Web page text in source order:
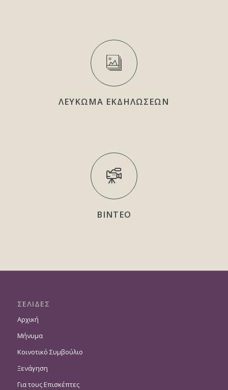
ΛΕΥΚΩΜΑ ΕΚΔΗΛΩΣΕΩΝ
ΒΙΝΤΕΟ
ΣΕΛΙΔΕΣ
Αρχική
Μήνυμα
Κοινοτικό Συμβούλιο
Ξενάγηση
Για τους Επισκέπτες